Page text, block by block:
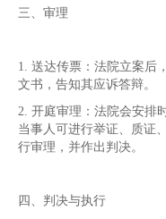
三、审理
1. 送达传票：法院立案后
文书，告知其应诉答辩。
2. 开庭审理：法院会安排
当事人可进行举证、质证
行审理，并作出判决。
四、判决与执行